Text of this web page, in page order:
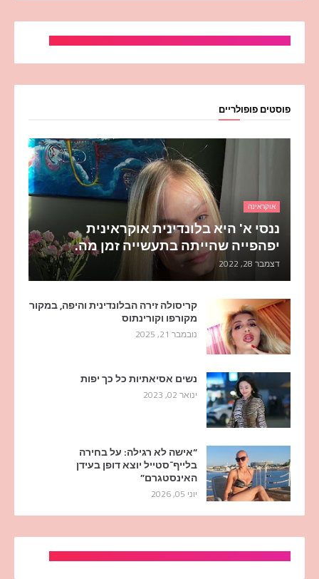
פוסטים פופולריים
אוקראינה
ננסי א' היא בלונדינית אוקראינית
יפהפייה שהייתה בתעשייה זמן מה.
דצמבר 28, 2022
קריסולה זירה הבלונדינית והיפה, במקור
מקורפו וקורינתוס
נובמבר 21, 2025
נשים אסיאתיות כל כך יפות
ינואר 02, 2023
“אישה לא רגילה: על בחירה
בלייף־סטייל יוצא דופן בעידן
האינסטגרם”
יוני 05, 2026